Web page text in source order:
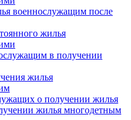
военнослужащим после
жилья
в получении
жилья
о получении жилья
жилья многодетным